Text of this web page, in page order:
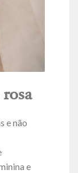
e não
e